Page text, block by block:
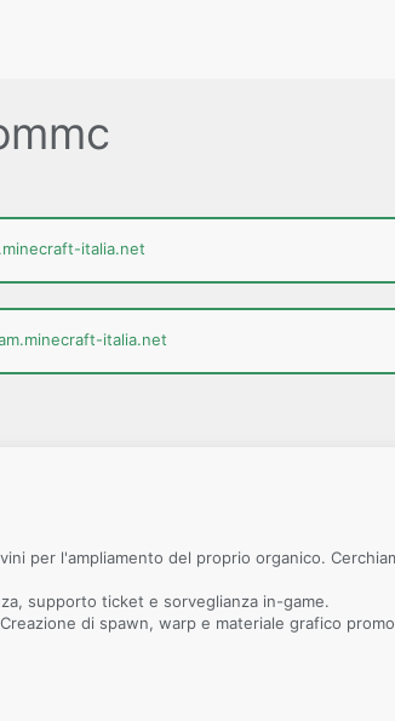
italia.net
italia.net
per l'ampliamento del proprio organico.
supporto ticket e sorveglianza in-game.
Creazione di spawn, warp e materiale grafico